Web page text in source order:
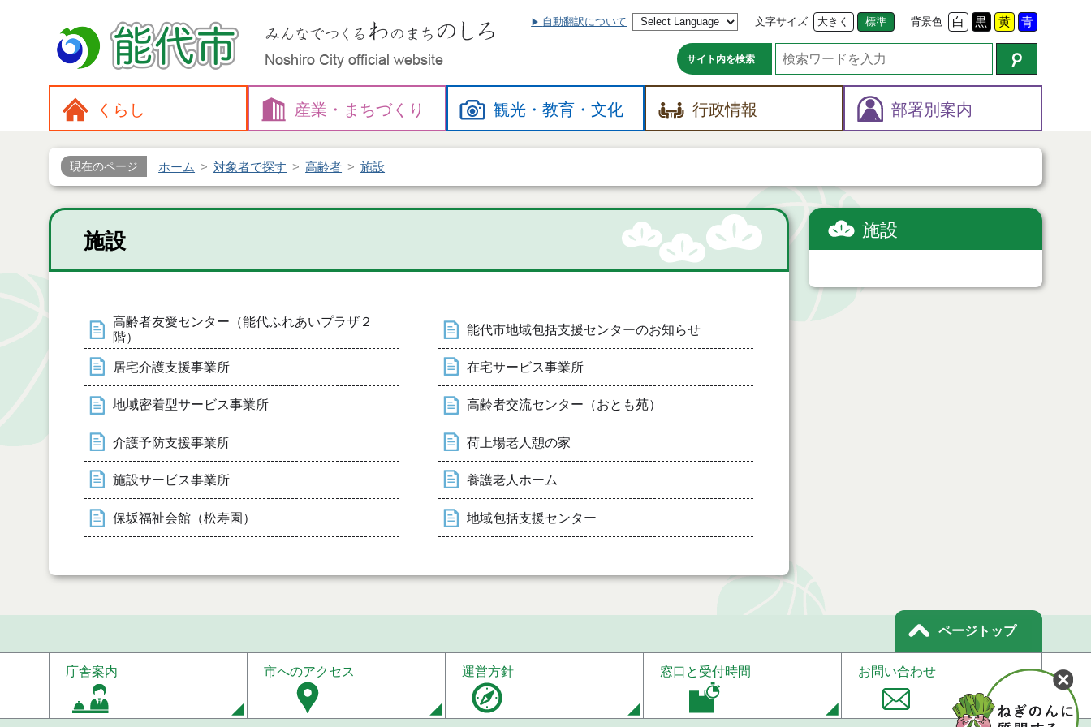
自動翻訳について 文字サイズ 大きく 標準 背景色 白 黒 黄 青
サイト内を検索
くらし 産業・ まちづくり 観光・教育・文化 行政情報 部署別案内
現在のページ ホーム 対象者で探す 高齢者 施設
施設
高齢者友愛センター（能代ふれあいプラザ２
階）
能代市地域包括支援センターのお知らせ
居宅介護支援事業所 在宅サービス事業所
地域密着型サービス事業所 高齢者交流センター（おとも苑）
介護予防支援事業所 荷上場老人憩の家
施設サービス事業所 養護老人ホーム
保坂福祉会館（松寿園） 地域包括支援センター
施設
ページトップ
庁舎案内 市へのアクセス 運営方針 窓口と受付時間 お問い合わせ